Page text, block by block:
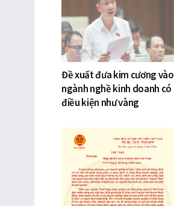
Đề xuất đưa kim cương vào
ngành nghề kinh doanh có
điều kiện như vàng